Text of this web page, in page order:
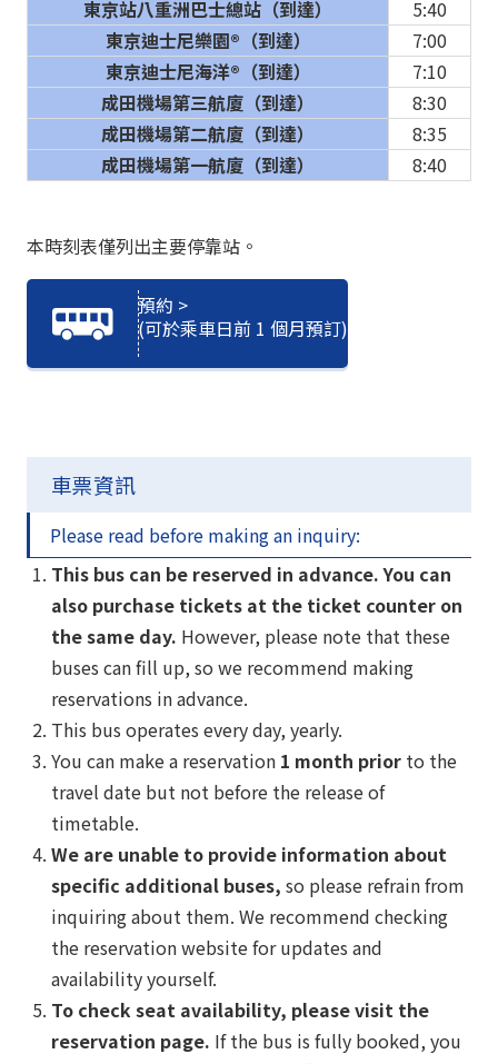
東京站八重洲巴士總站（到達）
5:40
東京迪士尼樂園®（到達）
7:00
東京迪士尼海洋®（到達）
7:10
成田機場第三航廈（到達）
8:30
成田機場第二航廈（到達）
8:35
成田機場第一航廈（到達）
8:40
本時刻表僅列出主要停靠站。
預約 >
(可於乘車日前 1 個月預訂)
車票資訊
Please read before making an inquiry:
This bus can be reserved in advance. You can
also purchase tickets at the ticket counter on
the same day. However, please note that these
buses can fill up, so we recommend making
reservations in advance.
This bus operates every day, yearly.
You can make a reservation 1 month prior to the
travel date but not before the release of
timetable.
We are unable to provide information about
specific additional buses, so please refrain from
inquiring about them. We recommend checking
the reservation website for updates and
availability yourself.
To check seat availability, please visit the
reservation page. If the bus is fully booked, you